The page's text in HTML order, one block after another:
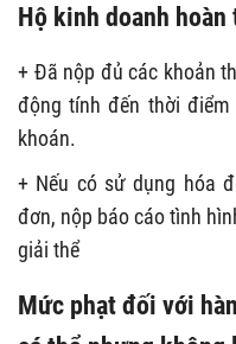
Hộ kinh doanh
+ Đã nộp đủ các khoản
động tính đến thời
khoán.
+ Nếu có sử dụng hóa
đơn, nộp báo cáo tình
giải thể
Mức phạt đối với